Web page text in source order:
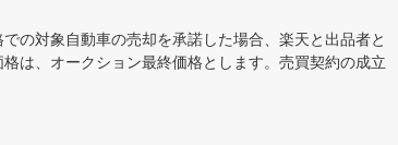
の対象自動車の売却を承諾した場合、楽天と出品者と
は、オークション最終価格とします。売買契約の成立